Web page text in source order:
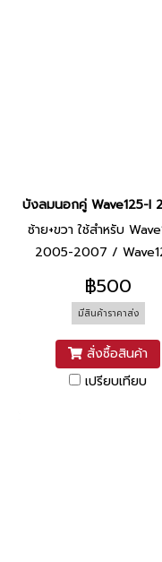
บังลมนอกคู่ Wave125-I
ซ้าย+ขวา ใช้สำหรับ
2005-2007 /
2005-2007
฿500
มีสินค้าราคาส่ง
สั่งซื้อสินค้า
เปรียบเทียบ